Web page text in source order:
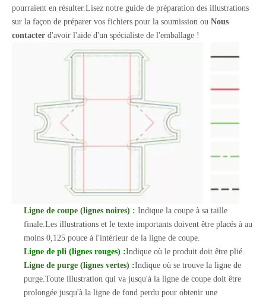
pourraient en résulter.Lisez notre guide de préparation des illustrations
sur la façon de préparer vos fichiers pour la soumission ou Nous
contacter d'avoir l'aide d'un spécialiste de l'emballage !
Ligne de coupe (lignes noires) : Indique la coupe à sa taille
finale.Les illustrations et le texte importants doivent être placés à au
moins 0,125 pouce à l'intérieur de la ligne de coupe.
Ligne de pli (lignes rouges) :Indique où le produit doit être plié.
Ligne de purge (lignes vertes) :Indique où se trouve la ligne de
purge.Toute illustration qui va jusqu'à la ligne de coupe doit être
prolongée jusqu'à la ligne de fond perdu pour obtenir une